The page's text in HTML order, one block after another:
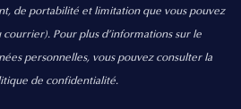
de portabilité et limitation que vous pouvez
courrier). Pour plus d’informations sur le
personnelles, vous pouvez consulter la
de confidentialité.